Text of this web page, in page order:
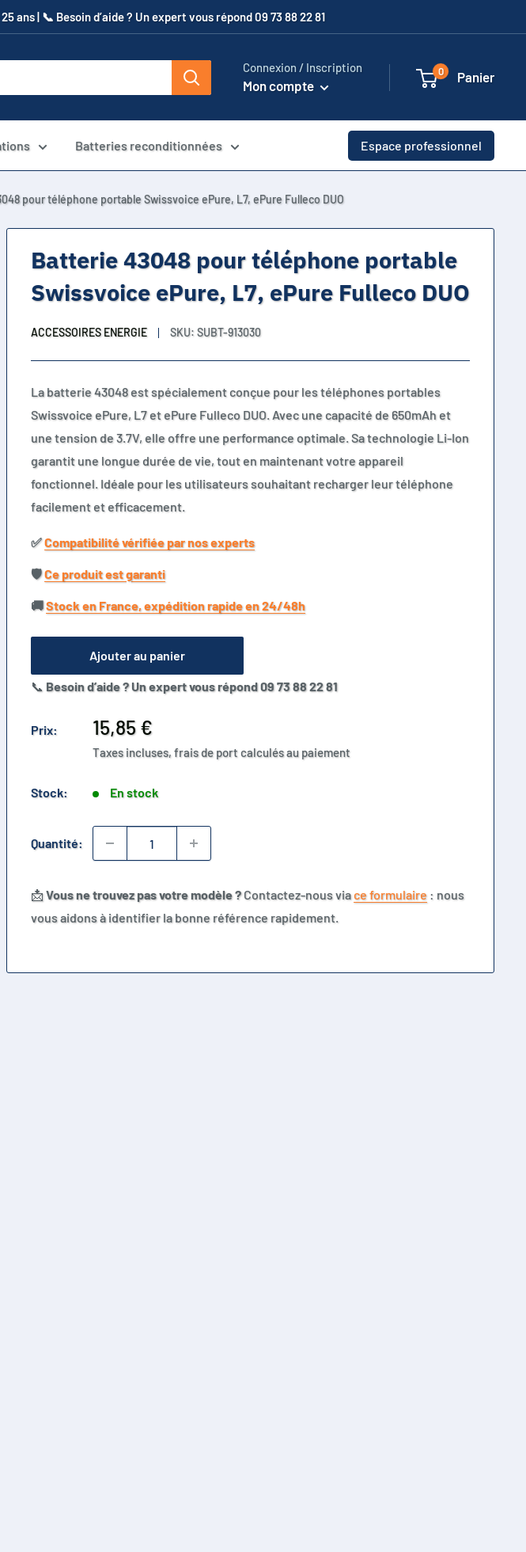
| 📞​ Besoin d’aide ? Un expert vous répond 09 73 88 22 81
Connexion / Inscription
Mon compte
0 Panier
Batteries reconditionnées Espace professionnel
pour téléphone portable Swissvoice ePure, L7, ePure Fulleco DUO
Batterie 43048 pour téléphone portable
Swissvoice ePure, L7, ePure Fulleco DUO
ACCESSOIRES ENERGIE SKU: SUBT-913030
La batterie 43048 est spécialement conçue pour les téléphones portables
Swissvoice ePure, L7 et ePure Fulleco DUO. Avec une capacité de 650mAh et
une tension de 3.7V, elle offre une performance optimale. Sa technologie Li-Ion
garantit une longue durée de vie, tout en maintenant votre appareil
fonctionnel. Idéale pour les utilisateurs souhaitant recharger leur téléphone
facilement et efficacement.
✅​Compatibilité vérifiée par nos experts
🛡️​Ce produit est garanti
🚚​Stock en France, expédition rapide en 24/48h
Ajouter au panier
📞 Besoin d’aide ? Un expert vous répond 09 73 88 22 81
Prix:
Prix
réduit
15,85 €
Taxes incluses, frais de port calculés au paiement
Stock: En stock
Quantité:
📩Vous ne trouvez pas votre modèle ?Contactez-nous viace formulaire : nous
vous aidons à identifier la bonne référence rapidement.